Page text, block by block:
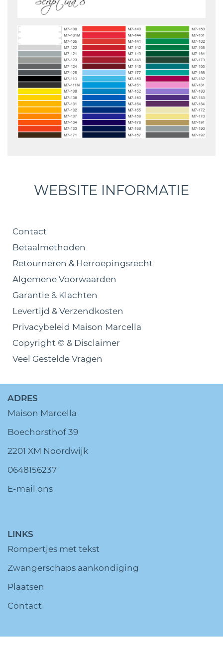
WEBSITE INFORMATIE
Contact
Betaalmethoden
Retourneren & Herroepingsrecht
Algemene Voorwaarden
Garantie & Klachten
Levertijd & Verzendkosten
Privacybeleid Maison Marcella
Copyright © & Disclaimer
Veel Gestelde Vragen
ADRES
Maison Marcella
Boechorsthof 39
2201 XM Noordwijk
0648156237
E-mail ons
LINKS
Rompertjes met tekst
Zwangerschaps aankondiging
Plaatsen
Contact